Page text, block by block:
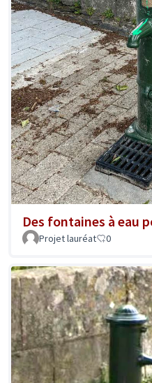
Des fontaines à eau
Projet lauréat 0